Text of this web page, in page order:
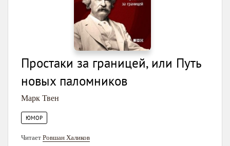
Простаки за границей, или Путь
новых паломников
Марк Твен
ЮМОР
Читает Ровшан Халиков